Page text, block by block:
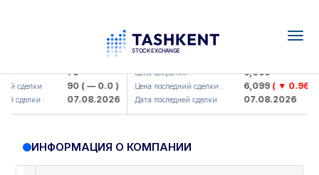
: 79
сделки : 90( — 0.0 )
сделки : 07.08.2026
UZMK (<O'zmetkombinat> AJ)
Цена закрытия : 6,099
Цена последний сделки : 6,099( ▼ 0.96 )
Дата последней сделки : 07.08.2026
ИНФОРМАЦИЯ О КОМПАНИИ